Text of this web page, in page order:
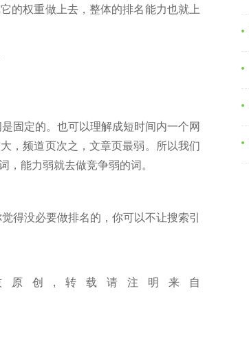
的权重做上去，整体的排名能力也就上
固定的。也可以理解成短时间内一个网
，频道页次之，文章页最弱。所以我们
，能力弱就去做竞争弱的词。
得没必要做排名的，你可以不让搜索引
原创,转载请注明来自